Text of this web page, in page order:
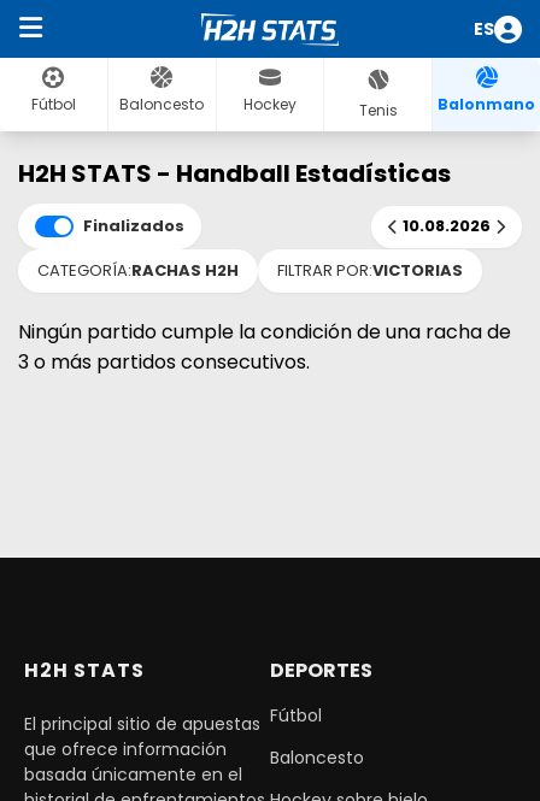
ES
Fútbol Baloncesto Hockey Tenis Balonmano
H2H STATS - Handball Estadísticas
Finalizados
10.08.2026
CATEGORÍA:RACHAS H2H FILTRAR POR:VICTORIAS
Ningún partido cumple la condición de una racha de
3 o más partidos consecutivos.
H2H STATS
El principal sitio de apuestas
que ofrece información
basada únicamente en el
DEPORTES
Fútbol
Baloncesto